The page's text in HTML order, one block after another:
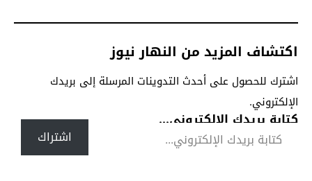
اكتشاف المزيد من النهار نيوز
اشترك للحصول على أحدث التدوينات المرسلة إلى بريدك
الإلكتروني.
كتابة بريدك الإلكتروني...
اشتراك